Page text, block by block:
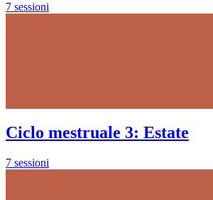
7 sessioni
Ciclo mestruale 3: Estate
7 sessioni